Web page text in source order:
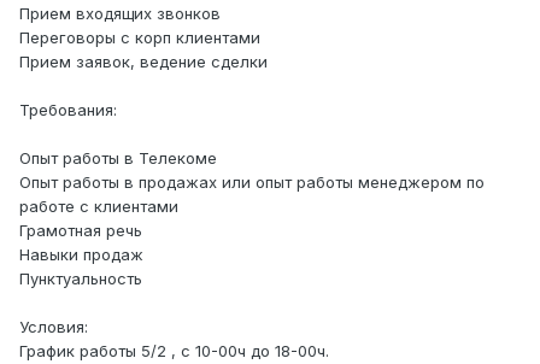
Прием входящих звонков
Переговоры с корп клиентами
Прием заявок, ведение сделки
Требования:
Опыт работы в Телекоме
Опыт работы в продажах или опыт работы менеджером по
работе с клиентами
Грамотная речь
Навыки продаж
Пунктуальность
Условия:
График работы 5/2 , с 10-00ч до 18-00ч.